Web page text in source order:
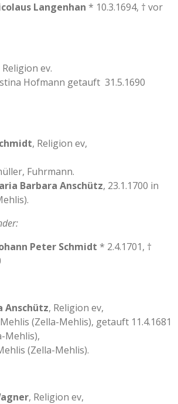
Langenhan * 10.3.1694, † vor
Religion ev.
Hofmann getauft 31.5.1690
, Religion ev,
Fuhrmann.
Barbara Anschütz, 23.1.1700 in
Peter Schmidt * 2.4.1701, †
Anschütz, Religion ev,
(Zella-Mehlis), getauft 11.4.1681
Mehlis),
(Zella-Mehlis).
, Religion ev,